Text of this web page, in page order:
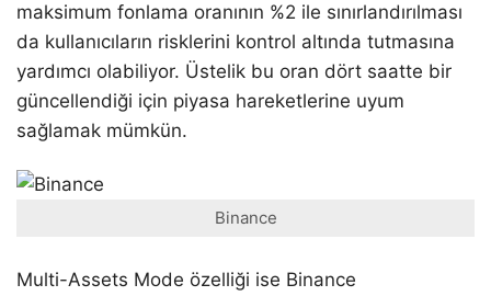
maksimum fonlama oranının %2 ile sınırlandırılması
da kullanıcıların risklerini kontrol altında tutmasına
yardımcı olabiliyor. Üstelik bu oran dört saatte bir
güncellendiği için piyasa hareketlerine uyum
sağlamak mümkün.
Binance
Multi-Assets Mode özelliği ise Binance